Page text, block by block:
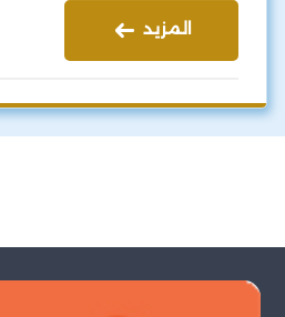
المزيد